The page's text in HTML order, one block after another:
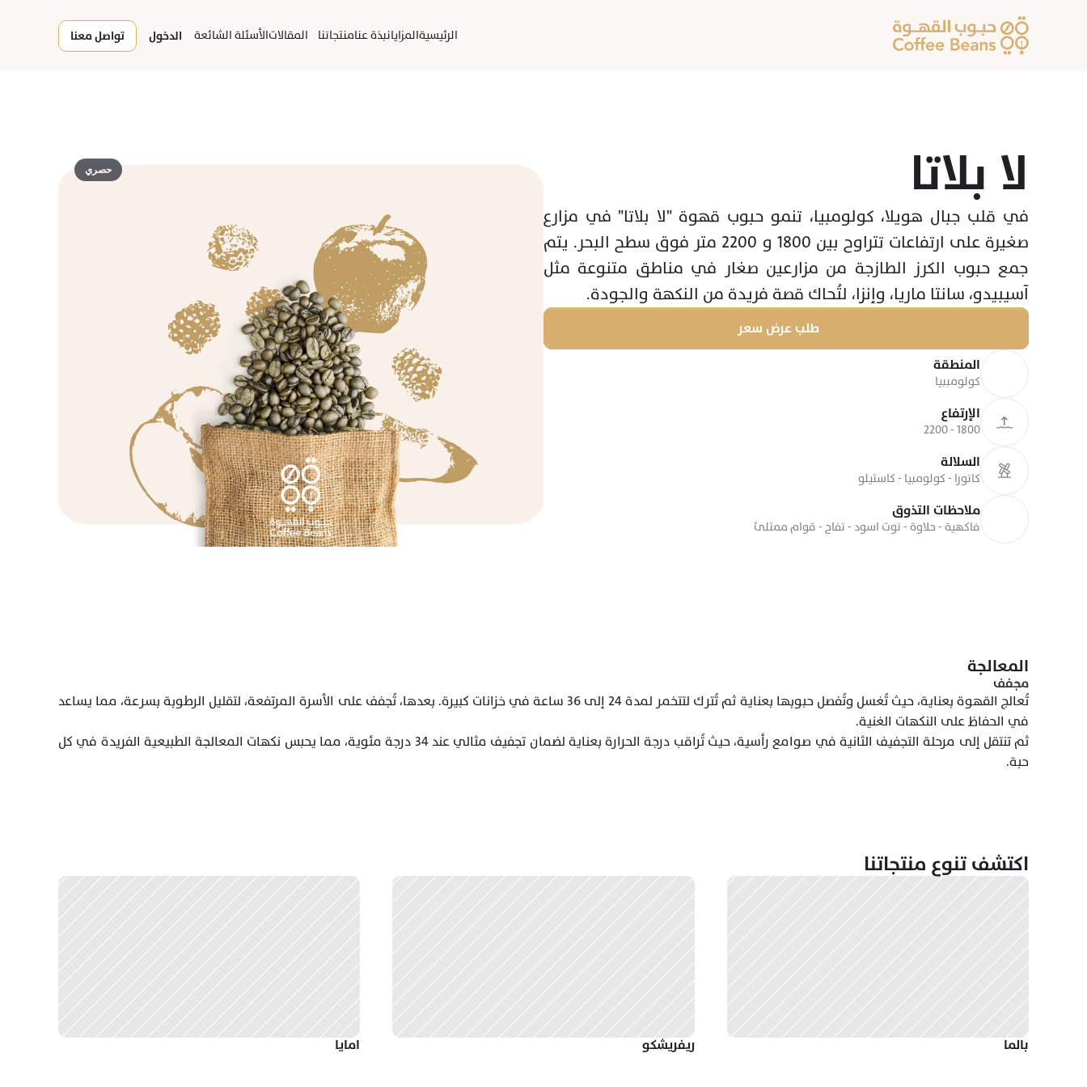
حصري لا بلاتا
آسيبيدو، سانتا ماريا، وإنزا، لتُحاك قصة فريدة من النكهة والجودة.
طلب عرض سعر
المنطقة
كولومببيا
الإرتفاع
1800 - 2200
السلالة
كاتورا - كولومبيا - كاستيلو
ملاحظات التذوق
فاكهية - حلاوة - توت اسود - تفاح - قوام ممتلئ
المعالجة
مجفف
حبة.
اكتشف تنوع منتجاتنا
امايا ريفريشكو بالما
تواصل معنا الدخول الأسئلة الشائعةالمقالات منتجاتنانبذة عناالمزاياالرئيسية